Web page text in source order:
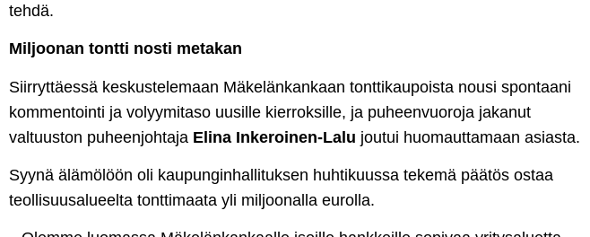
tehdä.
Miljoonan tontti nosti metakan
Siirryttäessä keskustelemaan Mäkelänkankaan tonttikaupoista nousi spontaani
kommentointi ja volyymitaso uusille kierroksille, ja puheenvuoroja jakanut
valtuuston puheenjohtaja Elina Inkeroinen-Lalu joutui huomauttamaan asiasta.
Syynä älämölöön oli kaupunginhallituksen huhtikuussa tekemä päätös ostaa
teollisuusalueelta tonttimaata yli miljoonalla eurolla.